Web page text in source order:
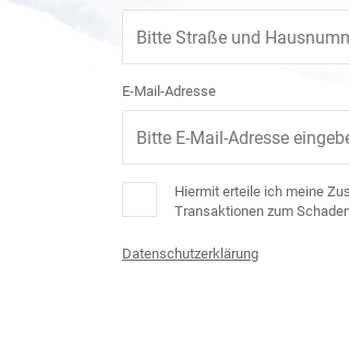
E-Mail-Adresse
Hiermit erteile ich meine
Transaktionen zum
Datenschutzerklärung